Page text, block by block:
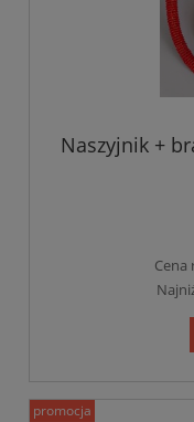
Naszyjnik +
Cena
promocja